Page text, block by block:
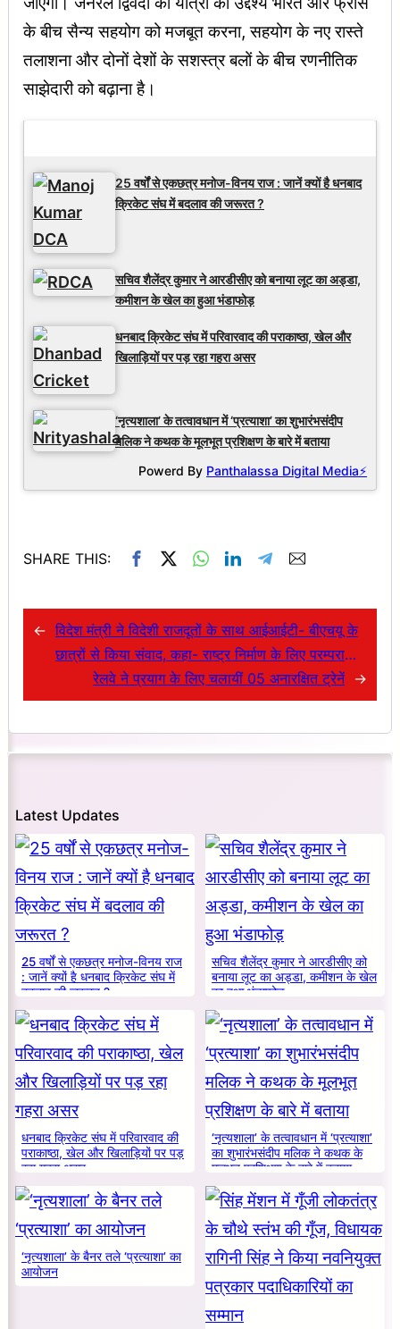
के बीच सैन्य सहयोग को मजबूत करना, सहयोग के नए रास्ते
तलाशना और दोनों देशों के सशस्त्र बलों के बीच रणनीतिक
साझेदारी को बढ़ाना है।
25 वर्षों से एकछत्र मनोज-विनय राज : जानें क्यों है धनबाद
क्रिकेट संघ में बदलाव की जरूरत ?
सचिव शैलेंद्र कुमार ने आरडीसीए को बनाया लूट का अड्डा,
कमीशन के खेल का हुआ भंडाफोड़
धनबाद क्रिकेट संघ में परिवारवाद की पराकाष्ठा, खेल और
खिलाड़ियों पर पड़ रहा गहरा असर
‘नृत्यशाला’ के तत्वावधान में ‘प्रत्याशा’ का शुभारंभसंदीप
मलिक ने कथक के मूलभूत प्रशिक्षण के बारे में बताया
Powerd By Panthalassa Digital Media⚡
SHARE THIS:
← विदेश मंत्री ने विदेशी राजदूतों के साथ आईआईटी- बीएचयू के
छात्रों से किया संवाद, कहा- राष्ट्र निर्माण के लिए परम्परा
और तकनीक दोनों की जरूरत
रेलवे ने प्रयाग के लिए चलायीं 05 अनारक्षित ट्रेनें →
Latest Updates
25 वर्षों से एकछत्र मनोज-विनय राज
: जानें क्यों है धनबाद क्रिकेट संघ में
बदलाव की जरूरत ?
सचिव शैलेंद्र कुमार ने आरडीसीए को
बनाया लूट का अड्डा, कमीशन के खेल
का हुआ भंडाफोड़
धनबाद क्रिकेट संघ में परिवारवाद की
पराकाष्ठा, खेल और खिलाड़ियों पर पड़
रहा गहरा असर
‘नृत्यशाला’ के तत्वावधान में ‘प्रत्याशा’
का शुभारंभसंदीप मलिक ने कथक के
मूलभूत प्रशिक्षण के बारे में बताया
‘नृत्यशाला’ के बैनर तले ‘प्रत्याशा’ का
आयोजन